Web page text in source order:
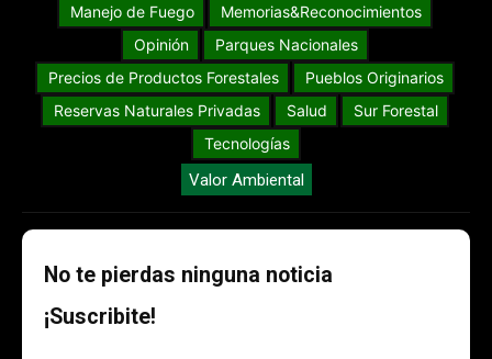
Manejo de Fuego
Memorias&Reconocimientos
Opinión
Parques Nacionales
Precios de Productos Forestales
Pueblos Originarios
Reservas Naturales Privadas
Salud
Sur Forestal
Tecnologías
Valor Ambiental
No te pierdas ninguna noticia
¡Suscribite!